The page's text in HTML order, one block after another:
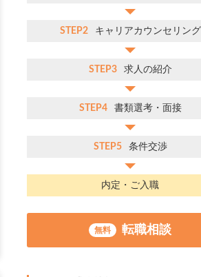
STEP2 キャリアカウンセリング
STEP3 求人の紹介
STEP4 書類選考・面接
STEP5 条件交渉
内定・ご入職
無料 転職相談